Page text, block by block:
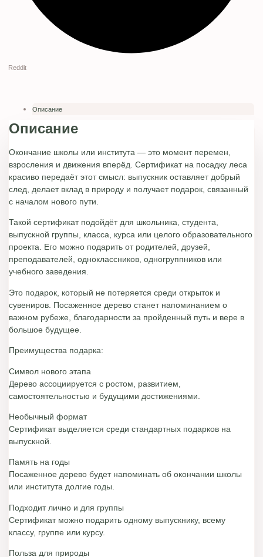
Reddit
Описание
Описание
Окончание школы или института — это момент перемен,
взросления и движения вперёд. Сертификат на посадку леса
красиво передаёт этот смысл: выпускник оставляет добрый
след, делает вклад в природу и получает подарок, связанный
с началом нового пути.
Такой сертификат подойдёт для школьника, студента,
выпускной группы, класса, курса или целого образовательного
проекта. Его можно подарить от родителей, друзей,
преподавателей, одноклассников, одногруппников или
учебного заведения.
Это подарок, который не потеряется среди открыток и
сувениров. Посаженное дерево станет напоминанием о
важном рубеже, благодарности за пройденный путь и вере в
большое будущее.
Преимущества подарка:
Символ нового этапа
Дерево ассоциируется с ростом, развитием,
самостоятельностью и будущими достижениями.
Необычный формат
Сертификат выделяется среди стандартных подарков на
выпускной.
Память на годы
Посаженное дерево будет напоминать об окончании школы
или института долгие годы.
Подходит лично и для группы
Сертификат можно подарить одному выпускнику, всему
классу, группе или курсу.
Польза для природы